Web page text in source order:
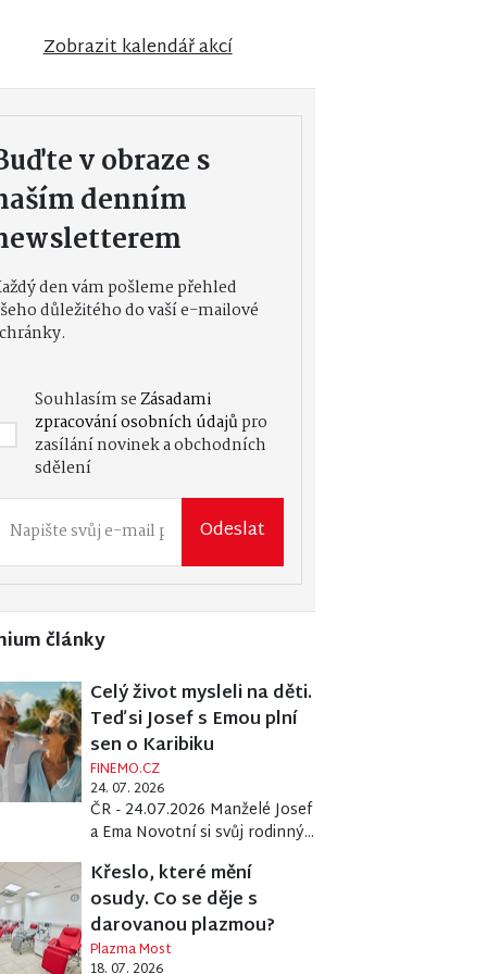
Zobrazit kalendář akcí
v obraze s
denním
den vám pošleme přehled
důležitého do vaší e-mailové
Souhlasím seZásadami
zpracování osobních údajůpro
zasílání novinek a obchodních
sdělení
Odeslat
články
Celý život mysleli na děti.
Teď si Josef s Emou plní
sen o Karibiku
FINEMO.CZ
24. 07. 2026
ČR - 24.07.2026 Manželé Josef
a Ema Novotní si svůj rodinný...
Křeslo, které mění
osudy. Co se děje s
darovanou plazmou?
Plazma Most